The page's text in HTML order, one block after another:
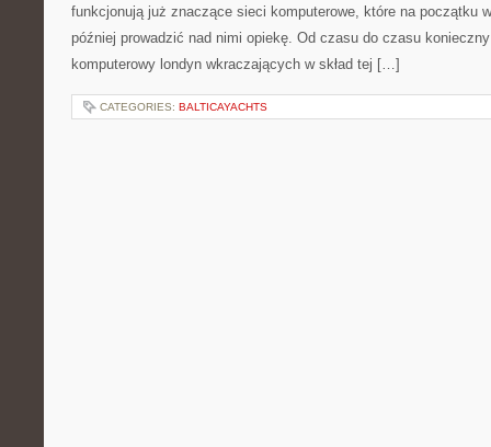
funkcjonują już znaczące sieci komputerowe, które na początku
później prowadzić nad nimi opiekę. Od czasu do czasu
komputerowy londyn wkraczających w skład tej […]
CATEGORIES: BALTICAYACHTS